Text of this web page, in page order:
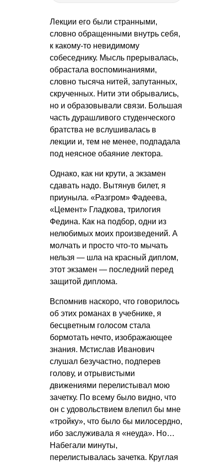
Лекции его были странными,
словно обращенными внутрь себя,
к какому-то невидимому
собеседнику. Мысль прерывалась,
обрастала воспоминаниями,
словно тысяча нитей, запутанных,
скрученных. Нити эти обрывались,
но и образовывали связи. Большая
часть дурашливого студенческого
братства не вслушивалась в
лекции и, тем не менее, подпадала
под неясное обаяние лектора.
Однако, как ни крути, а экзамен
сдавать надо. Вытянув билет, я
приуныла. «Разгром» Фадеева,
«Цемент» Гладкова, трилогия
Федина. Как на подбор, одни из
нелюбимых моих произведений. А
молчать и просто что-то мычать
нельзя — шла на красный диплом,
этот экзамен — последний перед
защитой диплома.
Вспомнив наскоро, что говорилось
об этих романах в учебнике, я
бесцветным голосом стала
бормотать нечто, изображающее
знания. Мстислав Иванович
слушал безучастно, подперев
голову, и отрывистыми
движениями перелистывал мою
зачетку. По всему было видно, что
он с удовольствием влепил бы мне
«тройку», что было бы милосердно,
ибо заслуживала я «неуда». Но…
Набегали минуты,
перелистывалась зачетка. Круглая